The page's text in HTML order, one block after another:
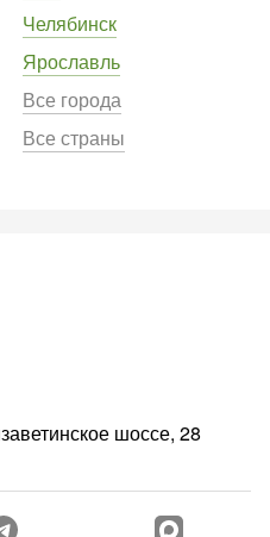
Челябинск
Ярославль
Все города
Все страны
шоссе, 28